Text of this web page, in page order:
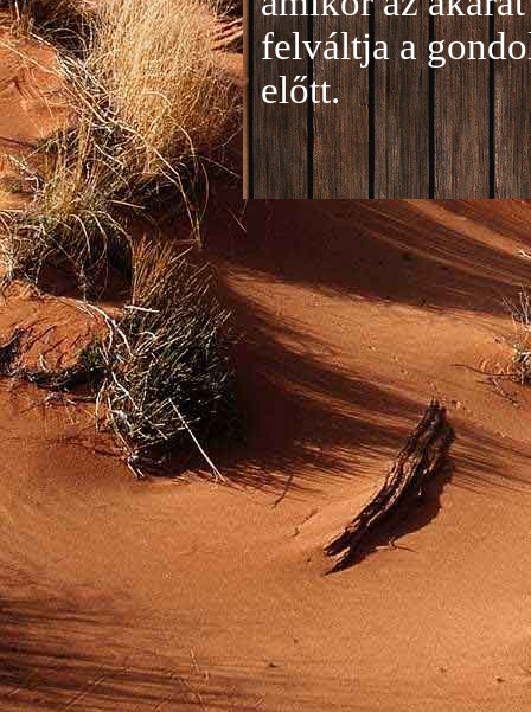
felváltja a
előtt.
Jelentkezés a
A
folyamatosan
benyújtása a je
történik mind
személyesen.
személyesen a
címen tudjátok